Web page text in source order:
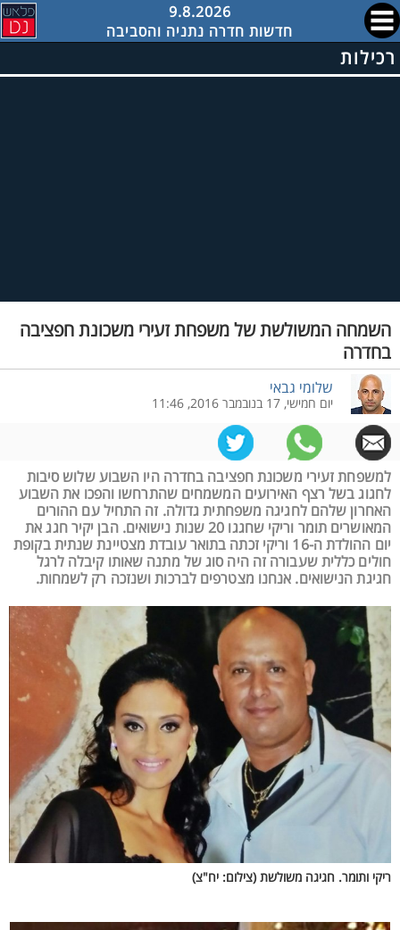
9.8.2026
חדשות חדרה נתניה והסביבה
רכילות
השמחה המשולשת של משפחת זעירי משכונת חפציבה
בחדרה
שלומי גבאי
יום חמישי, 17 בנובמבר 2016, 11:46
למשפחת זעירי משכונת חפציבה בחדרה היו השבוע שלוש סיבות
לחגוג בשל רצף האירועים המשמחים שהתרחשו והפכו את השבוע
האחרון שלהם לחגיגה משפחתית גדולה. זה התחיל עם ההורים
המאושרים תומר וריקי שחגגו 20 שנות נישואים. הבן יקיר חגג את
יום ההולדת ה-16 וריקי זכתה בתואר עובדת מצטיינת שנתית בקופת
חולים כללית שעבורה זה היה סוג של מתנה שאותו קיבלה לרגל
חגיגת הנישואים. אנחנו מצטרפים לברכות ושנזכה רק לשמחות.
ריקי ותומר. חגיגה משולשת (צילום: יח"צ)